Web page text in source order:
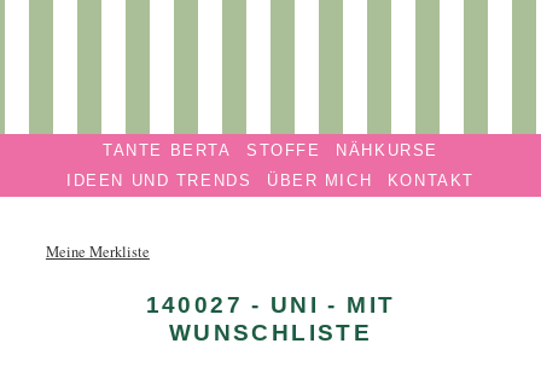
BERTA
Privatmanufaktur
Navigation überspringenTANTE BERTA STOFFE
NÄHKURSE
IDEEN UND TRENDS
ÜBER MICH KONTAKT
Meine Merkliste
140027 - UNI - MIT
WUNSCHLISTE